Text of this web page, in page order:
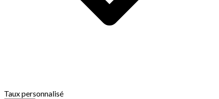
Taux personnalisé